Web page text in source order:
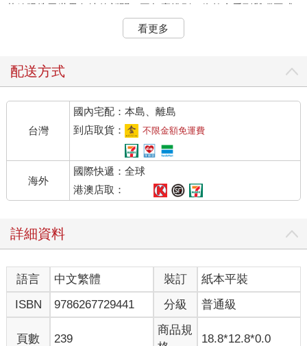
若放眼搜尋世界各地的新聞，再怎麼挑剔，依然會看到與獵巫或
咒術相關的事件。至今地球上仍有許多地區與人群仰賴咒術師而
活；而在科學發達的先進國家，咒術與魔法則是架空創作及個人
日本也不例外。隨著超人氣漫畫《咒術迴戰》作者芥見下下結束
局。
說到日本史上最強的咒術師，任誰都會提到安倍晴明的名字。描
寫晴明年輕時期的電影《陰陽師0》於去年（二〇二四年）上映，
而在NHK大河劇《致光之君》中，晴明幾乎每週都會登場。說二
〇二四年是「晴明滿載」的一年，也不算誇張。
在輕小說與漫畫的世界中，「異世界轉生」也已自成一個類型。
不論哪一部作品裡，主角往往不再透過嚴苛的修行與鍛鍊來提升
Amazon Prime Video播出的《魔戒：力量之戒》因第1季收獲好
評，預計今年內便會接著推出第2季；而在二〇二三年上映，由羅
素．克洛主演的超自然恐怖電影《梵蒂岡驅魔士》，目前也已決
定製作續集。又或者在TBS電視台播出的紀行綜藝節目《Crazy
Journey》中，只要有咒物研究家田中俊行登場的那一集，總是特
別受到歡迎。以上這些例子似乎都顯示，無論在日本還是全世
界，人們總會從咒術及魔法中找尋心靈的安寧。
既然人們有需求，那麼給予回應便是創作者的責任。身為作家，
看更多
配送方式
台灣
國內宅配：本島、離島
到店取貨：
不限金額免運費
海外
國際快遞：全球
港澳店取：
詳細資料
語言 中文繁體 裝訂
紙本平裝
ISBN
9786267729441 分級 普通級
頁數 239
商品規
18.8*12.8*0.0